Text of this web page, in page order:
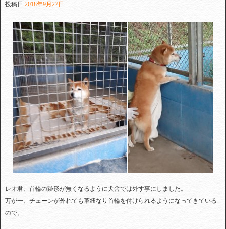
投稿日 2018年9月27日
レオ君、首輪の跡形が無くなるように犬舎では外す事にしました。
万が一、チェーンが外れても革紐なり首輪を付けられるようになってきている
ので。